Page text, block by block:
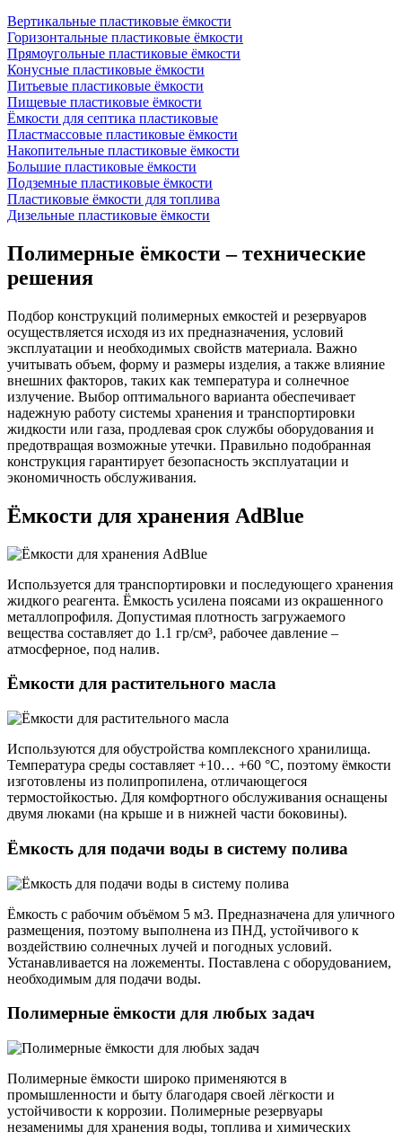
Вертикальные пластиковые ёмкости
Горизонтальные пластиковые ёмкости
Прямоугольные пластиковые ёмкости
Конусные пластиковые ёмкости
Питьевые пластиковые ёмкости
Пищевые пластиковые ёмкости
Ёмкости для септика пластиковые
Пластмассовые пластиковые ёмкости
Накопительные пластиковые ёмкости
Большие пластиковые ёмкости
Подземные пластиковые ёмкости
Пластиковые ёмкости для топлива
Дизельные пластиковые ёмкости
Полимерные ёмкости – технические
решения
Подбор конструкций полимерных емкостей и резервуаров
осуществляется исходя из их предназначения, условий
эксплуатации и необходимых свойств материала. Важно
учитывать объем, форму и размеры изделия, а также влияние
внешних факторов, таких как температура и солнечное
излучение. Выбор оптимального варианта обеспечивает
надежную работу системы хранения и транспортировки
жидкости или газа, продлевая срок службы оборудования и
предотвращая возможные утечки. Правильно подобранная
конструкция гарантирует безопасность эксплуатации и
экономичность обслуживания.
Ёмкости для хранения AdBlue
Используется для транспортировки и последующего хранения
жидкого реагента. Ёмкость усилена поясами из окрашенного
металлопрофиля. Допустимая плотность загружаемого
вещества составляет до 1.1 гр/см³, рабочее давление –
атмосферное, под налив.
Ёмкости для растительного масла
Используются для обустройства комплексного хранилища.
Температура среды составляет +10… +60 °С, поэтому ёмкости
изготовлены из полипропилена, отличающегося
термостойкостью. Для комфортного обслуживания оснащены
двумя люками (на крыше и в нижней части боковины).
Ёмкость для подачи воды в систему полива
Ёмкость с рабочим объёмом 5 м3. Предназначена для уличного
размещения, поэтому выполнена из ПНД, устойчивого к
воздействию солнечных лучей и погодных условий.
Устанавливается на ложементы. Поставлена с оборудованием,
необходимым для подачи воды.
Полимерные ёмкости для любых задач
Полимерные ёмкости широко применяются в
промышленности и быту благодаря своей лёгкости и
устойчивости к коррозии. Полимерные резервуары
незаменимы для хранения воды, топлива и химических